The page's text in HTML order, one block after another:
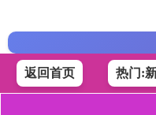
返回首页 热门: